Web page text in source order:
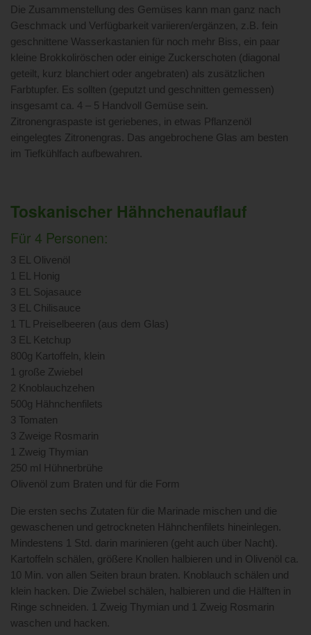
Die Zusammenstellung des Gemüses kann man ganz nach
Geschmack und Verfügbarkeit variieren/ergänzen, z.B. fein
geschnittene Wasserkastanien für noch mehr Biss, ein paar
kleine Brokkoliröschen oder einige Zuckerschoten (diagonal
geteilt, kurz blanchiert oder angebraten) als zusätzlichen
Farbtupfer. Es sollten (geputzt und geschnitten gemessen)
insgesamt ca. 4 – 5 Handvoll Gemüse sein.
Zitronengraspaste ist geriebenes, in etwas Pflanzenöl
eingelegtes Zitronengras. Das angebrochene Glas am besten
im Tiefkühlfach aufbewahren.
Toskanischer Hähnchenauflauf
Für 4 Personen:
3 EL Olivenöl
1 EL Honig
3 EL Sojasauce
3 EL Chilisauce
1 TL Preiselbeeren (aus dem Glas)
3 EL Ketchup
800g Kartoffeln, klein
1 große Zwiebel
2 Knoblauchzehen
500g Hähnchenfilets
3 Tomaten
3 Zweige Rosmarin
1 Zweig Thymian
250 ml Hühnerbrühe
Olivenöl zum Braten und für die Form
Die ersten sechs Zutaten für die Marinade mischen und die
gewaschenen und getrockneten Hähnchenfilets hineinlegen.
Mindestens 1 Std. darin marinieren (geht auch über Nacht).
Kartoffeln schälen, größere Knollen halbieren und in Olivenöl ca.
10 Min. von allen Seiten braun braten. Knoblauch schälen und
klein hacken. Die Zwiebel schälen, halbieren und die Hälften in
Ringe schneiden. 1 Zweig Thymian und 1 Zweig Rosmarin
waschen und hacken.